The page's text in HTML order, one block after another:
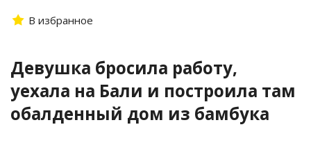
В избранное
Девушка бросила работу,
уехала на Бали и построила там
обалденный дом из бамбука